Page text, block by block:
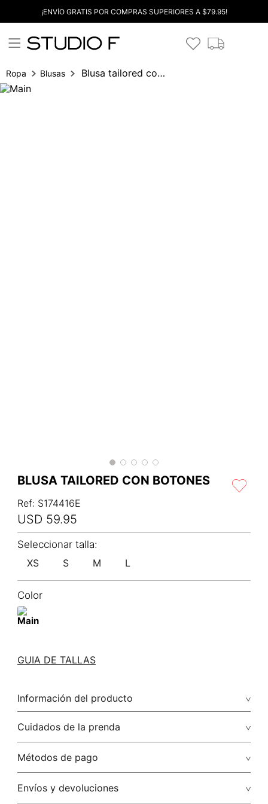
¡ENVÍO GRATIS POR COMPRAS SUPERIORES A $79.95!
Ropa Blusas Blusa tailored con botones
BLUSA TAILORED CON BOTONES
Ref: S174416E
USD 59.95
XS S M L
Color
GUIA DE TALLAS
Información del producto
100.00% poliéster/polyester
Cuidados de la prenda
No dejar en remojo /lavar por separado / no utilizar
Métodos de pago
Tarjetas de crédito: Visa, Dinners, Master Card y American
Envíos y devoluciones